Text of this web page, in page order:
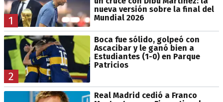
1
nueva versión sobre la final del
Mundial 2026
2
Boca fue sólido, golpeó con
Ascacibar y le ganó bien a
Estudiantes (1-0) en Parque
Patricios
Real Madrid cedió a Franco